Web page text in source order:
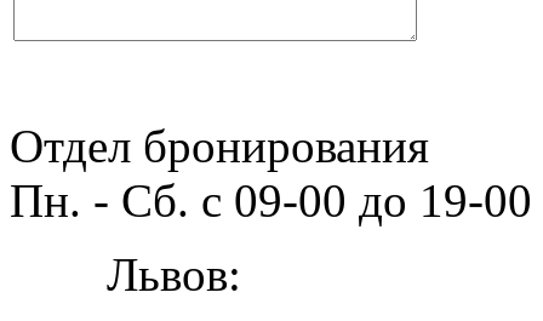
Отдел бронирования
Пн. - Сб. с 09-00 до 19-00
Львов: